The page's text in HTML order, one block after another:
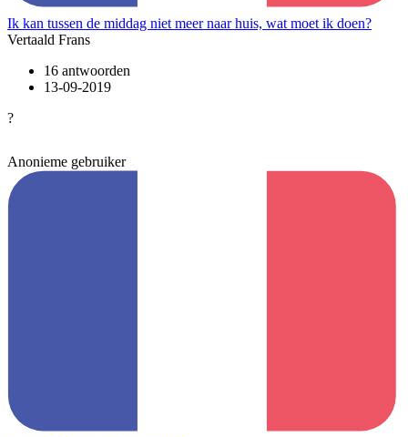
Ik kan tussen de middag niet meer naar huis, wat moet ik doen?
Vertaald Frans
16 antwoorden
13-09-2019
?
Anonieme gebruiker